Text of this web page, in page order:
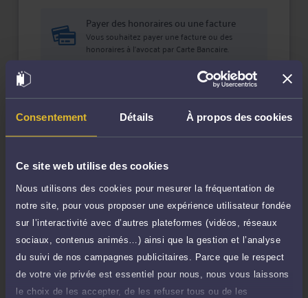
Consentement Détails À propos des cookies
Ce site web utilise des cookies
Nous utilisons des cookies pour mesurer la fréquentation de
notre site, pour vous proposer une expérience utilisateur fondée
sur l’interactivité avec d’autres plateformes (vidéos, réseaux
sociaux, contenus animés…) ainsi que la gestion et l’analyse
du suivi de nos campagnes publicitaires. Parce que le respect
de votre vie privée est essentiel pour nous, nous vous laissons
le choix de les accepter, de les refuser tous ou de les
Payer des honoraires ou une facture
Vous souhaitez payer une facture ou des
honoraires à l’avocat par Carte Bancaire.
Payer
Compétences
Droit de la sécurité sociale et de la protection sociale
Droit du travail